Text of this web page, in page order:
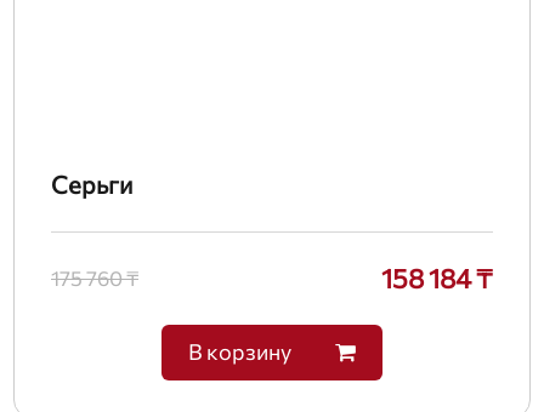
Серьги
175 760 ₸ 158 184 ₸
В корзину